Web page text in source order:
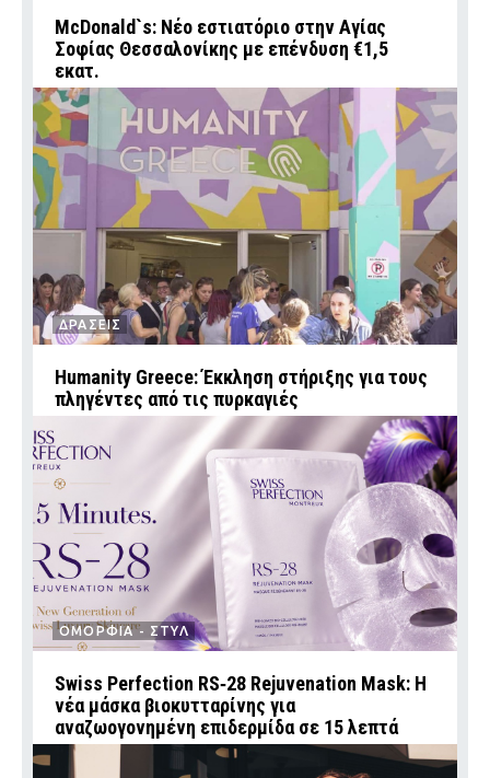
McDonald`s: Νέο εστιατόριο στην Αγίας
Σοφίας Θεσσαλονίκης με επένδυση €1,5
εκατ.
ΔΡΑΣΕΙΣ
Humanity Greece: Έκκληση στήριξης για τους
πληγέντες από τις πυρκαγιές
ΟΜΟΡΦΙΑ - ΣΤΥΛ
Swiss Perfection RS‑28 Rejuvenation Mask: Η
νέα μάσκα βιοκυτταρίνης για
αναζωογονημένη επιδερμίδα σε 15 λεπτά